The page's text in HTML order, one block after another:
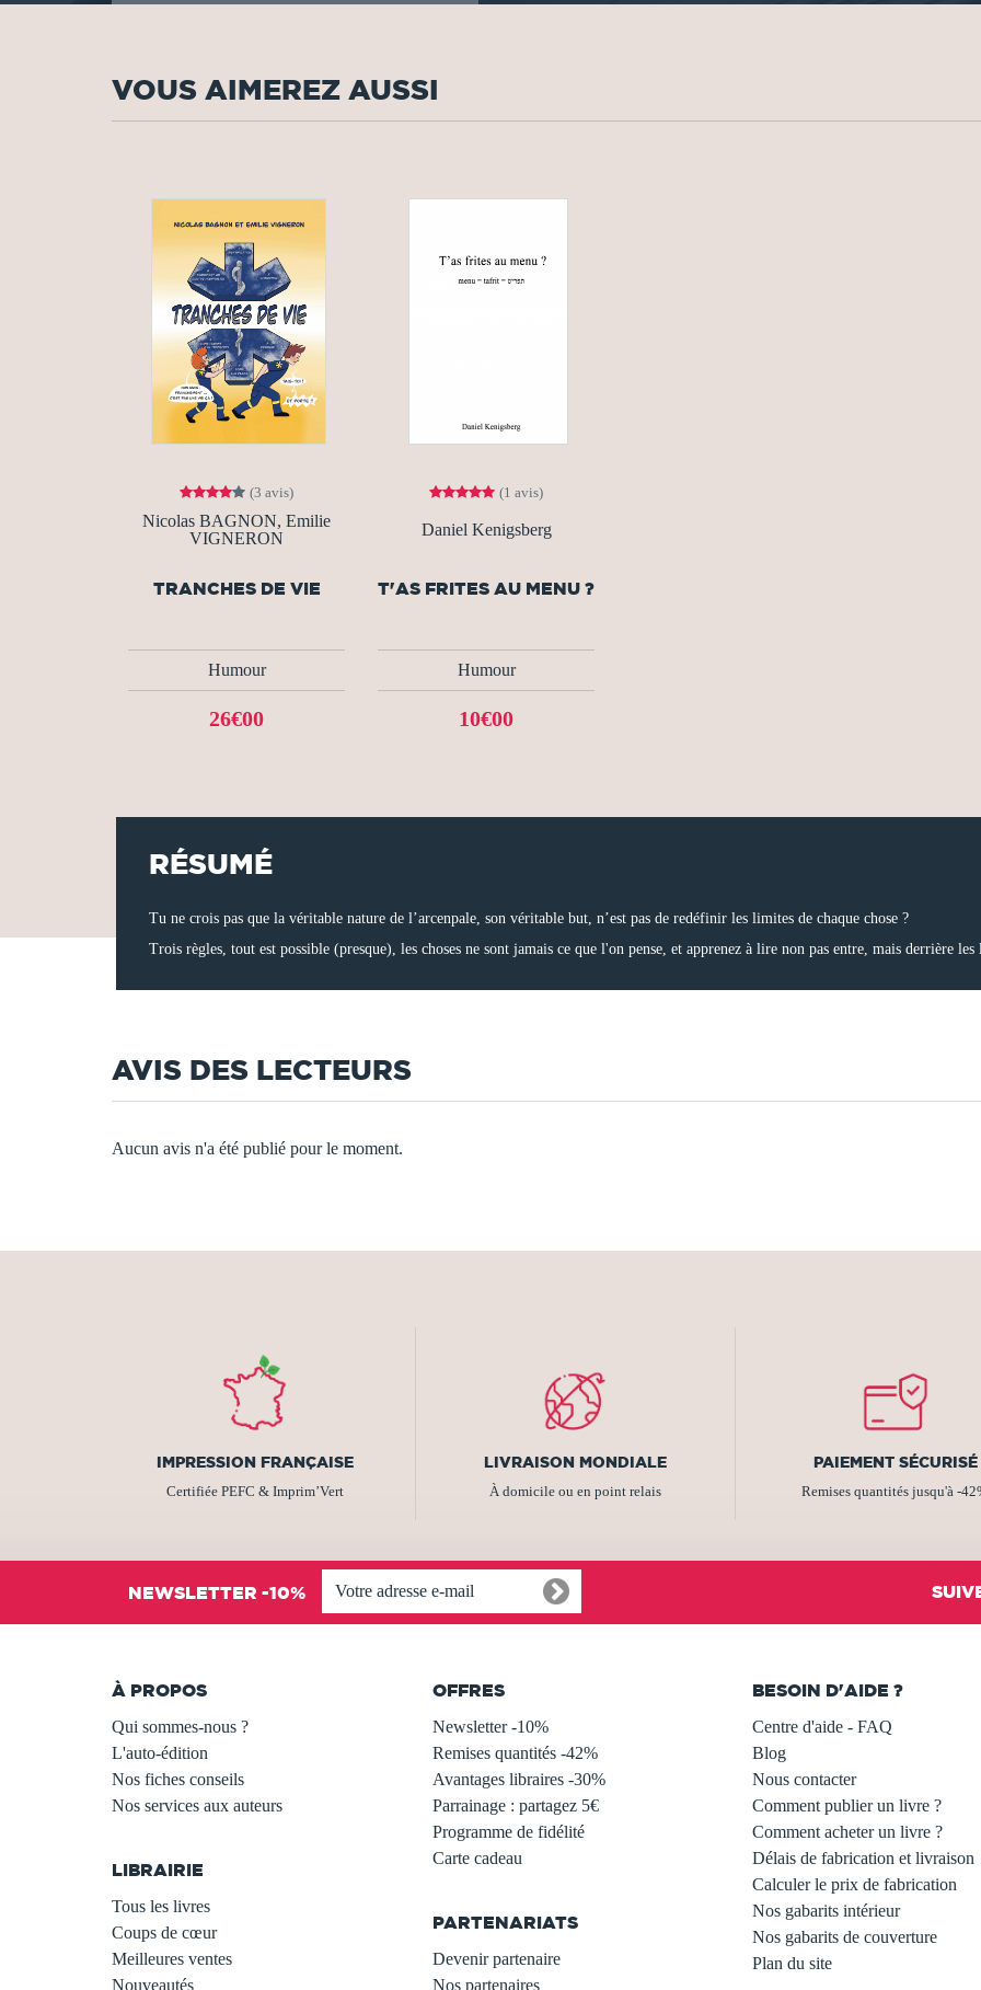
VOUS AIMEREZ AUSSI
(3 avis)
Nicolas BAGNON, Emilie
VIGNERON
TRANCHES DE VIE
Humour
26€00
(1 avis)
Daniel Kenigsberg
T'AS FRITES AU MENU ?
Humour
10€00
RÉSUMÉ
Tu ne crois pas que la véritable nature de l’arcenpale, son véritable but, n’est pas de redéfinir les limites de chaque chose ?
Trois règles, tout est possible (presque), les choses ne sont jamais ce que l'on pense, et apprenez à lire non pas entre, mais derrière les
AVIS DES LECTEURS
Aucun avis n'a été publié pour le moment.
IMPRESSION FRANÇAISE
Certifiée PEFC & Imprim’Vert
LIVRAISON MONDIALE
À domicile ou en point relais
PAIEMENT SÉCURISÉ
Remises quantités jusqu'à -
NEWSLETTER -10%
À PROPOS
Qui sommes-nous ?
L'auto-édition
Nos fiches conseils
Nos services aux auteurs
LIBRAIRIE
Tous les livres
Coups de cœur
Meilleures ventes
Nouveautés
OFFRES
Newsletter -10%
Remises quantités -42%
Avantages libraires -30%
Parrainage : partagez 5€
Programme de fidélité
Carte cadeau
PARTENARIATS
Devenir partenaire
Nos partenaires
BESOIN D'AIDE ?
Centre d'aide - FAQ
Blog
Nous contacter
Comment publier un livre ?
Comment acheter un livre ?
Délais de fabrication et livraison
Calculer le prix de fabrication
Nos gabarits intérieur
Nos gabarits de couverture
Plan du site